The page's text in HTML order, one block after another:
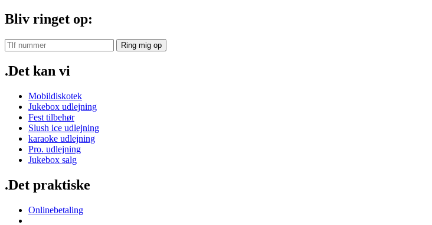
Bliv ringet op:
Ring mig op
.Det kan vi
Mobildiskotek
Jukebox udlejning
Fest tilbehør
Slush ice udlejning
karaoke udlejning
Pro. udlejning
Jukebox salg
.Det praktiske
Onlinebetaling